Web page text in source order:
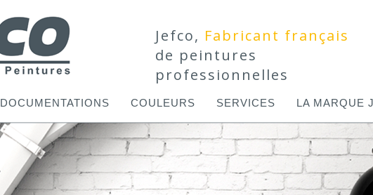
Jefco, Fabricant français
de peintures
professionnelles
DOCUMENTATIONS COULEURS SERVICES LA MARQUE